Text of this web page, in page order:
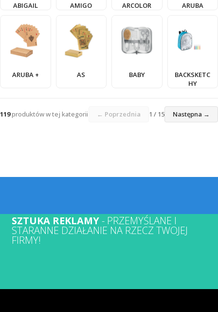
ABIGAIL AMIGO ARCOLOR ARUBA
ARUBA + AS BABY
BACKSKETC
HY
119produktów w tej kategorii ← Poprzednia 1 / 15 Następna →
SZTUKA REKLAMY- PRZEMYŚLANE I
STARANNE DZIAŁANIE NA RZECZ TWOJEJ
FIRMY!